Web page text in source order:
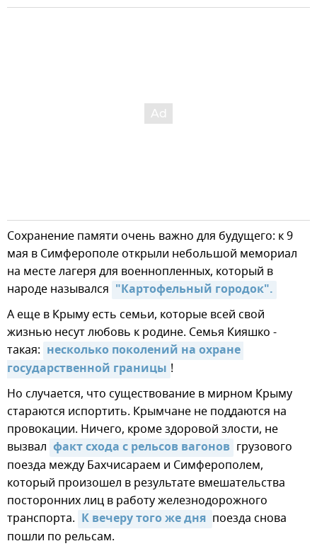
Сохранение памяти очень важно для будущего: к 9
мая в Симферополе открыли небольшой мемориал
на месте лагеря для военнопленных, который в
народе назывался "Картофельный городок".
А еще в Крыму есть семьи, которые всей свой
жизнью несут любовь к родине. Семья Кияшко -
такая: несколько поколений на охране
государственной границы !
Но случается, что существование в мирном Крыму
стараются испортить. Крымчане не поддаются на
провокации. Ничего, кроме здоровой злости, не
вызвал факт схода с рельсов вагонов грузового
поезда между Бахчисараем и Симферополем,
который произошел в результате вмешательства
посторонних лиц в работу железнодорожного
транспорта. К вечеру того же дня поезда снова
пошли по рельсам.